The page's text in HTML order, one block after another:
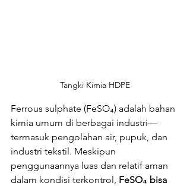
Tangki Kimia HDPE
Ferrous sulphate (FeSO₄) adalah bahan
kimia umum di berbagai industri—
termasuk pengolahan air, pupuk, dan
industri tekstil. Meskipun
penggunaannya luas dan relatif aman
dalam kondisi terkontrol, FeSO₄ bisa